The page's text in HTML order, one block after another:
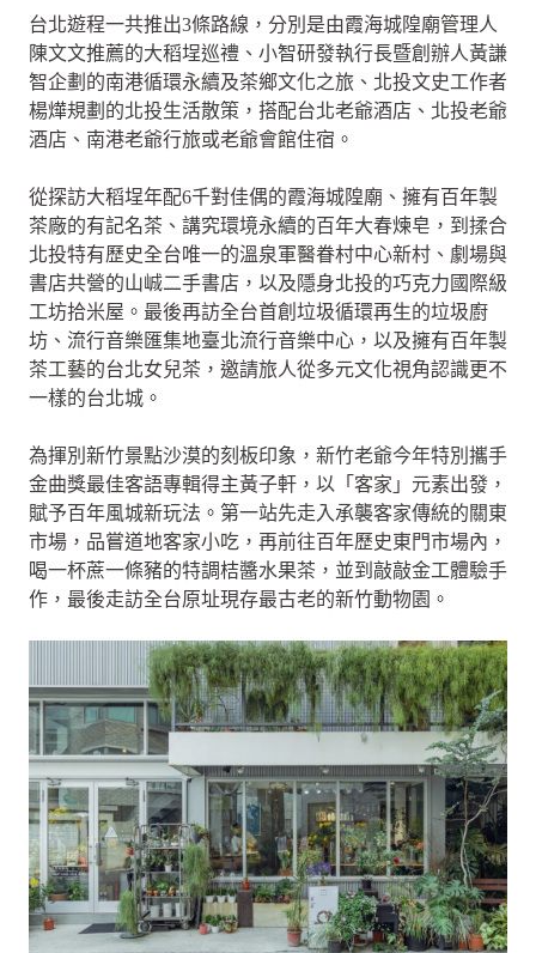
台北遊程一共推出3條路線，分別是由霞海城隍廟管理人
陳文文推薦的大稻埕巡禮、小智研發執行長暨創辦人黃謙
智企劃的南港循環永續及茶鄉文化之旅、北投文史工作者
楊燁規劃的北投生活散策，搭配台北老爺酒店、北投老爺
酒店、南港老爺行旅或老爺會館住宿。
從探訪大稻埕年配6千對佳偶的霞海城隍廟、擁有百年製
茶廠的有記名茶、講究環境永續的百年大春煉皂，到揉合
北投特有歷史全台唯一的溫泉軍醫眷村中心新村、劇場與
書店共營的山峸二手書店，以及隱身北投的巧克力國際級
工坊拾米屋。最後再訪全台首創垃圾循環再生的垃圾廚
坊、流行音樂匯集地臺北流行音樂中心，以及擁有百年製
茶工藝的台北女兒茶，邀請旅人從多元文化視角認識更不
一樣的台北城。
為揮別新竹景點沙漠的刻板印象，新竹老爺今年特別攜手
金曲獎最佳客語專輯得主黃子軒，以「客家」元素出發，
賦予百年風城新玩法。第一站先走入承襲客家傳統的關東
市場，品嘗道地客家小吃，再前往百年歷史東門市場內，
喝一杯蔗一條豬的特調桔醬水果茶，並到敲敲金工體驗手
作，最後走訪全台原址現存最古老的新竹動物園。